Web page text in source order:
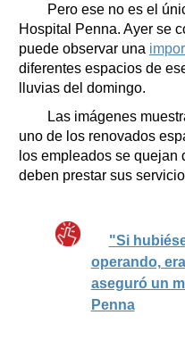
Pero ese no es el
Hospital Penna. Ayer se
puede observar una
diferentes espacios de
lluvias del domingo.
Las imágenes
uno de los renovados
los empleados se
deben prestar sus
"Si
operando,
aseguró un
Penna